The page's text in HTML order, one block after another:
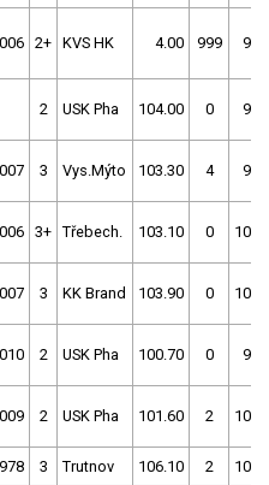
2+ KVS HK 4.00 999
2 USK Pha 104.00 0
3 Vys.Mýto 103.30 4
3+ Třebech. 103.10 0
3 KK Brand 103.90 0
2 USK Pha 100.70 0
2 USK Pha 101.60 2
3 Trutnov 106.10 2